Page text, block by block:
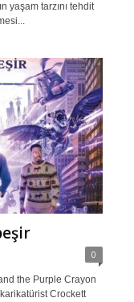
yaşam tarzını tehdit
0
the Purple Crayon
Crockett